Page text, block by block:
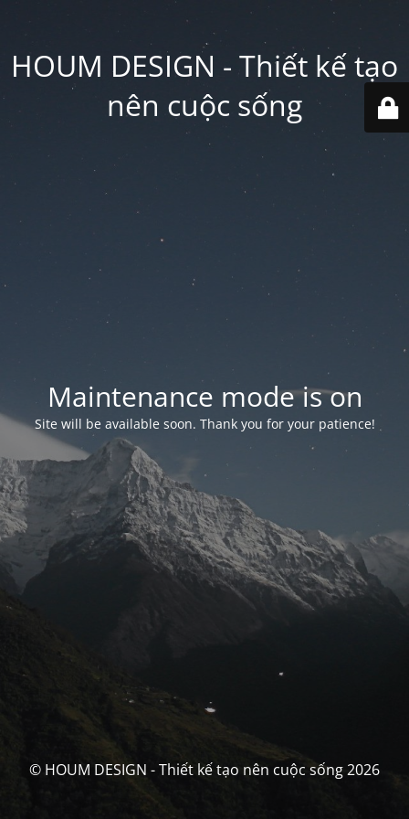
HOUM DESIGN - Thiết kế tạo
nên cuộc sống
Maintenance mode is on
Site will be available soon. Thank you for your patience!
© HOUM DESIGN - Thiết kế tạo nên cuộc sống 2026